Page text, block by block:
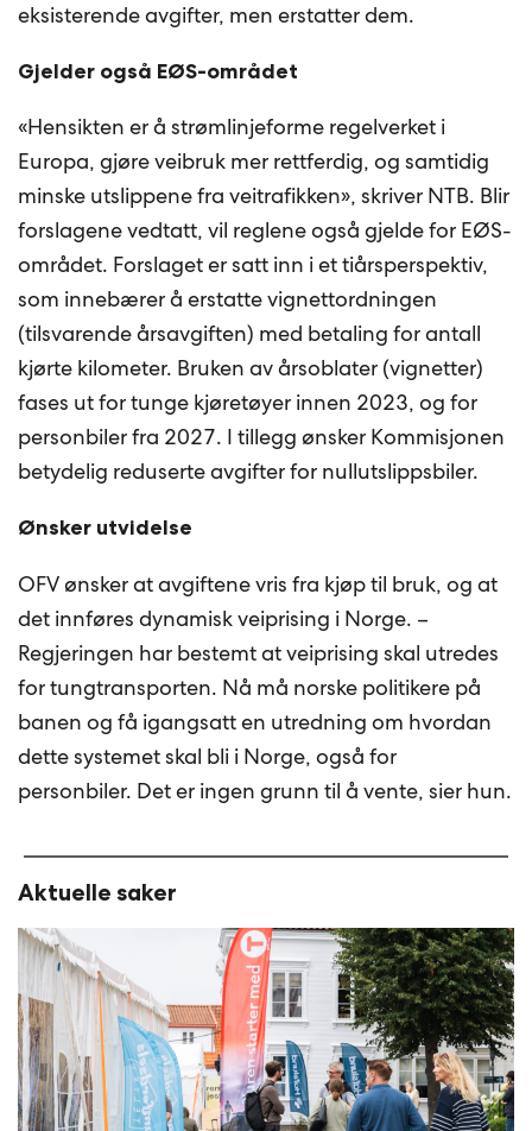
eksisterende avgifter, men erstatter dem.
Gjelder også EØS-området
«Hensikten er å strømlinjeforme regelverket i
Europa, gjøre veibruk mer rettferdig, og samtidig
minske utslippene fra veitrafikken», skriver NTB. Blir
forslagene vedtatt, vil reglene også gjelde for EØS-
området. Forslaget er satt inn i et tiårsperspektiv,
som innebærer å erstatte vignettordningen
(tilsvarende årsavgiften) med betaling for antall
kjørte kilometer. Bruken av årsoblater (vignetter)
fases ut for tunge kjøretøyer innen 2023, og for
personbiler fra 2027. I tillegg ønsker Kommisjonen
betydelig reduserte avgifter for nullutslippsbiler.
Ønsker utvidelse
OFV ønsker at avgiftene vris fra kjøp til bruk, og at
det innføres dynamisk veiprising i Norge. –
Regjeringen har bestemt at veiprising skal utredes
for tungtransporten. Nå må norske politikere på
banen og få igangsatt en utredning om hvordan
dette systemet skal bli i Norge, også for
personbiler. Det er ingen grunn til å vente, sier hun.
Aktuelle saker